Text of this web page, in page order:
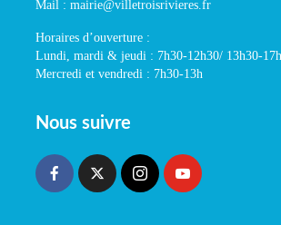
Mail : mairie@villetroisrivieres.fr
Horaires d’ouverture :
Lundi, mardi & jeudi : 7h30-12h30/ 13h30-17h
Mercredi et vendredi : 7h30-13h
Nous suivre